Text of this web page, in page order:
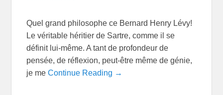
Quel grand philosophe ce Bernard Henry Lévy!
Le véritable héritier de Sartre, comme il se
définit lui-même. A tant de profondeur de
pensée, de réflexion, peut-être même de génie,
je meContinue Reading →